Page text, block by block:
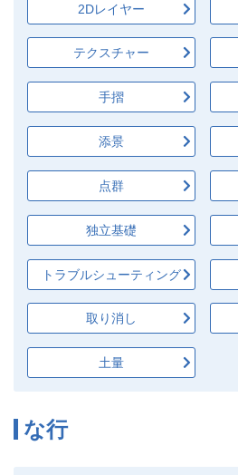
2Dレイヤー
テクスチャー
手摺
添景
点群
独立基礎
トラブルシューティング
取り消し
土量
な行